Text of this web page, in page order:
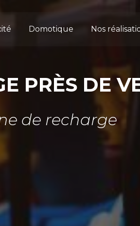
Domotique Nos
PRÈS DE
de recharge